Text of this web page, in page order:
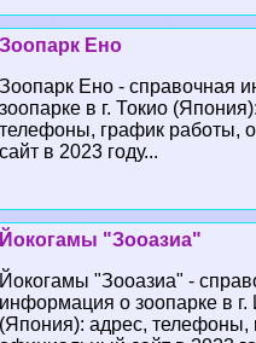
Зоопарк Ено
Зоопарк Ено - справочная
зоопарке в г. Токио
телефоны, график работы,
сайт в 2023 году...
Йокогамы "Зооазиа"
Йокогамы "Зооазиа" -
информация о зоопарке в г.
(Япония): адрес, телефоны,